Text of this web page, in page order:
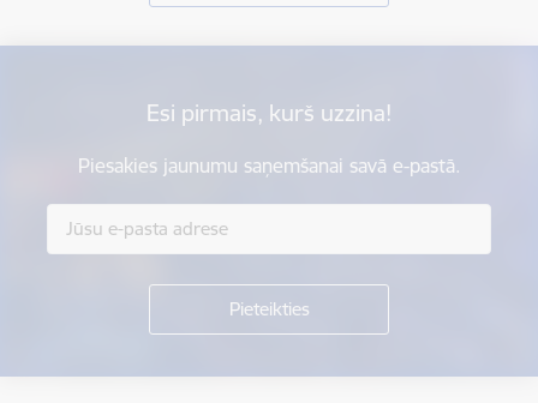
Esi pirmais, kurš uzzina!
Piesakies jaunumu saņemšanai savā e-pastā.